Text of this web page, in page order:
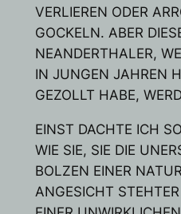
VERLIEREN ODER
GOCKELN. ABER
NEANDERTHALER,
IN JUNGEN JAHREN
GEZOLLT HABE,
EINST DACHTE ICH
WIE SIE, SIE DIE
BOLZEN EINER
ANGESICHT